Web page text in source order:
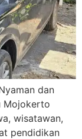
dan
Mojokerto
wisatawan,
pendidikan